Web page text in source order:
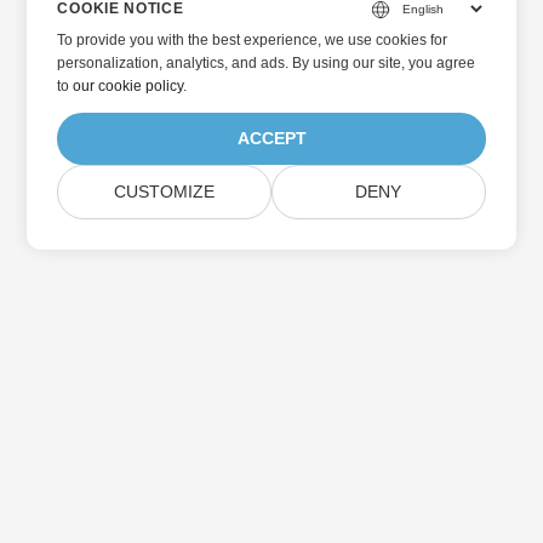
COOKIE NOTICE
To provide you with the best experience, we use cookies for
personalization, analytics, and ads. By using our site, you agree
toour cookie policy.
ACCEPT
CUSTOMIZE DENY